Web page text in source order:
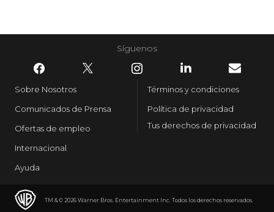
HBO Max
TM & © 2026 Warner Bros. Entertainment Inc. Todos los derechos reservados.
Síguenos
Sobre Nosotros
Comunicados de Prensa
Ofertas de empleo
Internacional
Ayuda
Términos y condiciones
Política de privacidad
Tus derechos de privacidad